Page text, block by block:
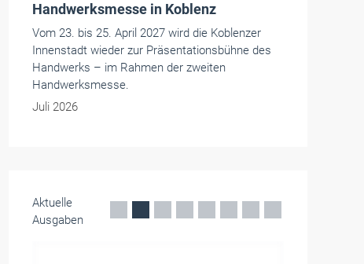
Handwerksmesse in Koblenz
Vom 23. bis 25. April 2027 wird die Koblenzer
Innenstadt wieder zur Präsentationsbühne des
Handwerks – im Rahmen der zweiten
Handwerksmesse.
Juli 2026
Aktuelle
Ausgaben